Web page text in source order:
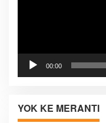
00:00
YOK KE MERANTI